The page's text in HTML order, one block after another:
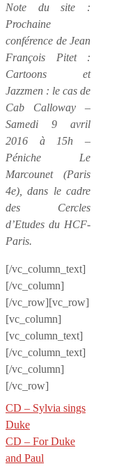
Note du site :
Prochaine
conférence de Jean
François Pitet :
Cartoons et
Jazzmen : le cas de
Cab Calloway –
Samedi 9 avril
2016 à 15h –
Péniche Le
Marcounet (Paris
4e), dans le cadre
des Cercles
d’Etudes du HCF-
Paris.
[/vc_column_text]
[/vc_column]
[/vc_row][vc_row]
[vc_column]
[vc_column_text]
[/vc_column_text]
[/vc_column]
[/vc_row]
CD – Sylvia sings
Duke
CD – For Duke
and Paul